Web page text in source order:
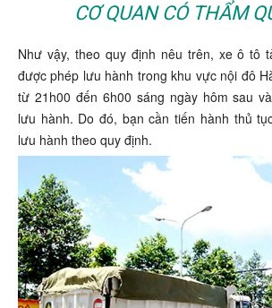
CƠ QUAN CÓ THẨM
Như vậy, theo quy định nêu trên, xe ô tô
được phép lưu hành trong khu vực nội đô
từ 21h00 đến 6h00 sáng ngày hôm sau
lưu hành. Do đó, bạn cần tiến hành thủ
lưu hành theo quy định.